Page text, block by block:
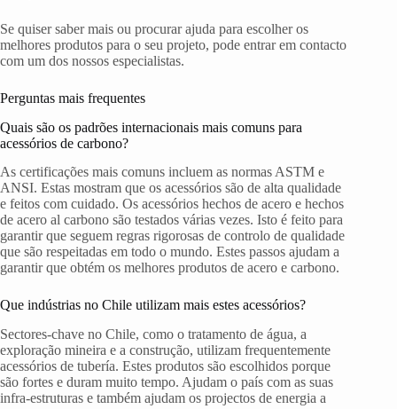
Se quiser saber mais ou procurar ajuda para escolher os
melhores produtos para o seu projeto, pode entrar em contacto
com um dos nossos especialistas.
Perguntas mais frequentes
Quais são os padrões internacionais mais comuns para
acessórios de carbono?
As certificações mais comuns incluem as normas ASTM e
ANSI. Estas mostram que os acessórios são de alta qualidade
e feitos com cuidado. Os acessórios hechos de acero e hechos
de acero al carbono são testados várias vezes. Isto é feito para
garantir que seguem regras rigorosas de controlo de qualidade
que são respeitadas em todo o mundo. Estes passos ajudam a
garantir que obtém os melhores produtos de acero e carbono.
Que indústrias no Chile utilizam mais estes acessórios?
Sectores-chave no Chile, como o tratamento de água, a
exploração mineira e a construção, utilizam frequentemente
acessórios de tubería. Estes produtos são escolhidos porque
são fortes e duram muito tempo. Ajudam o país com as suas
infra-estruturas e também ajudam os projectos de energia a